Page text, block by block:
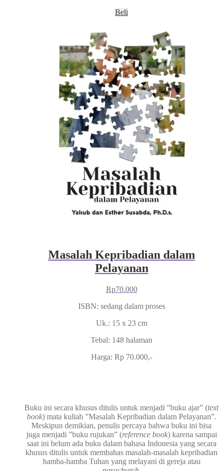
Beli
Masalah Kepribadian dalam
Pelayanan
Rp70.000
ISBN: sedang dalam proses
Uk.: 15 x 23 cm
Tebal: 148 halaman
Harga: Rp 70.000,-
Buku ini secara khusus ditulis untuk menjadi ”buku ajar” (text
book) mata kuliah ”Masalah Kepribadian dalam Pelayanan”.
Meskipun demikian, penulis percaya bahwa buku ini bisa
juga menjadi ”buku rujukan” (reference book) karena sampai
saat ini belum ada buku dalam bahasa Indonesia yang secara
khusus ditulis untuk membahas masalah-masalah kepribadian
hamba-hamba Tuhan yang melayani di gereja atau